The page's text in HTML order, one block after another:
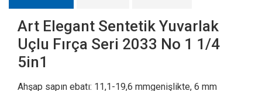
Art Elegant Sentetik Yuvarlak
Uçlu Fırça Seri 2033 No 1 1/4
5in1
Ahşap sapın ebatı: 11,1-19,6 mmgenişlikte, 6 mm